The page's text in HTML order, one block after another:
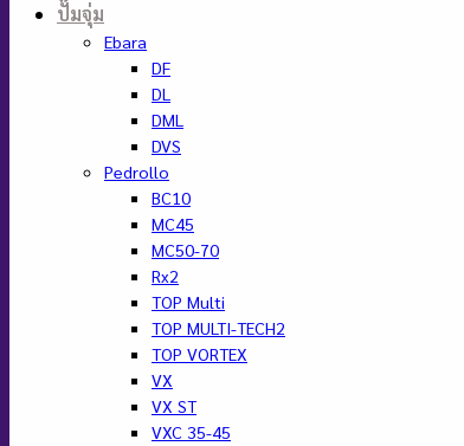
ปั๊มจุ่ม
Ebara
DF
DL
DML
DVS
Pedrollo
BC10
MC45
MC50-70
Rx2
TOP Multi
TOP MULTI-TECH2
TOP VORTEX
VX
VX ST
VXC 35-45